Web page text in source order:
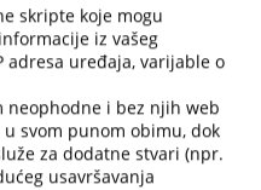
skripte koje mogu
iz vašeg
adresa uređaja, varijable o
neophodne i bez njih web
svom punom obimu, dok
za dodatne stvari (npr.
usavršavanja